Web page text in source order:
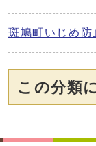
斑鳩町いじめ防
この分類